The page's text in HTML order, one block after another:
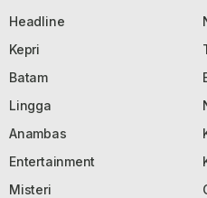
Headline
Kepri
Batam
Lingga
Anambas
Entertainment
Misteri